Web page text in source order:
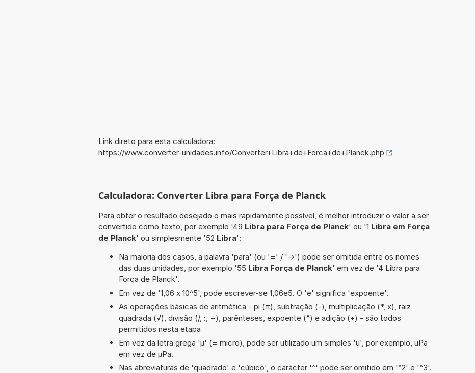
Link direto para esta calculadora:
https://www.converter-unidades.info/Converter+Libra+de+Forca+de+Planck.php
Calculadora: Converter Libra para Força de Planck
Para obter o resultado desejado o mais rapidamente possível, é melhor introduzir o valor a ser
convertido como texto, por exemplo '49 Libra para Força de Planck' ou '1 Libra em Força
de Planck' ou simplesmente '52 Libra':
Na maioria dos casos, a palavra 'para' (ou '=' / '->') pode ser omitida entre os nomes
das duas unidades, por exemplo '55 Libra Força de Planck' em vez de '4 Libra para
Força de Planck'.
Em vez de '1,06 x 10^5', pode escrever-se 1,06e5. O 'e' significa 'expoente'.
As operações básicas de aritmética - pi (π), subtração (-), multiplicação (*, x), raiz
quadrada (√), divisão (/, :, ÷), parênteses, expoente (^) e adição (+) - são todos
permitidos nesta etapa
Em vez da letra grega 'µ' (= micro), pode ser utilizado um simples 'u', por exemplo, uPa
em vez de µPa.
Nas abreviaturas de 'quadrado' e 'cúbico', o carácter '^' pode ser omitido em '^2' e '^3'.